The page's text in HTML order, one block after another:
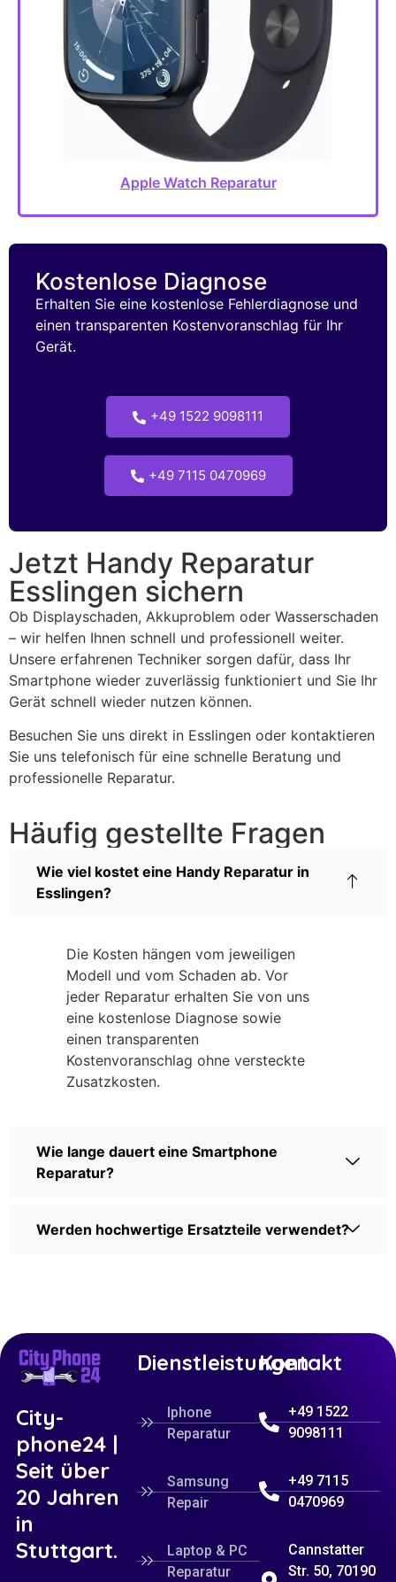
Apple Watch Reparatur
Kostenlose Diagnose
Erhalten Sie eine kostenlose Fehlerdiagnose und
einen transparenten Kostenvoranschlag für Ihr
Gerät.
+49 1522 9098111
+49 7115 0470969
Jetzt Handy Reparatur
Esslingen sichern
Ob Displayschaden, Akkuproblem oder Wasserschaden
– wir helfen Ihnen schnell und professionell weiter.
Unsere erfahrenen Techniker sorgen dafür, dass Ihr
Smartphone wieder zuverlässig funktioniert und Sie Ihr
Gerät schnell wieder nutzen können.
Besuchen Sie uns direkt in Esslingen oder kontaktieren
Sie uns telefonisch für eine schnelle Beratung und
professionelle Reparatur.
Häufig gestellte Fragen
Wie viel kostet eine Handy Reparatur in
Esslingen?
Die Kosten hängen vom jeweiligen
Modell und vom Schaden ab. Vor
jeder Reparatur erhalten Sie von uns
eine kostenlose Diagnose sowie
einen transparenten
Kostenvoranschlag ohne versteckte
Zusatzkosten.
Wie lange dauert eine Smartphone
Reparatur?
Werden hochwertige Ersatzteile verwendet?
City-
phone24 |
Seit über
20 Jahren
in
Stuttgart.
Dienstleistungen
Iphone
Reparatur
Samsung
Repair
Laptop & PC
Reparatur
Kontakt
+49 1522
9098111
+49 7115
0470969
Cannstatter
Str. 50, 70190